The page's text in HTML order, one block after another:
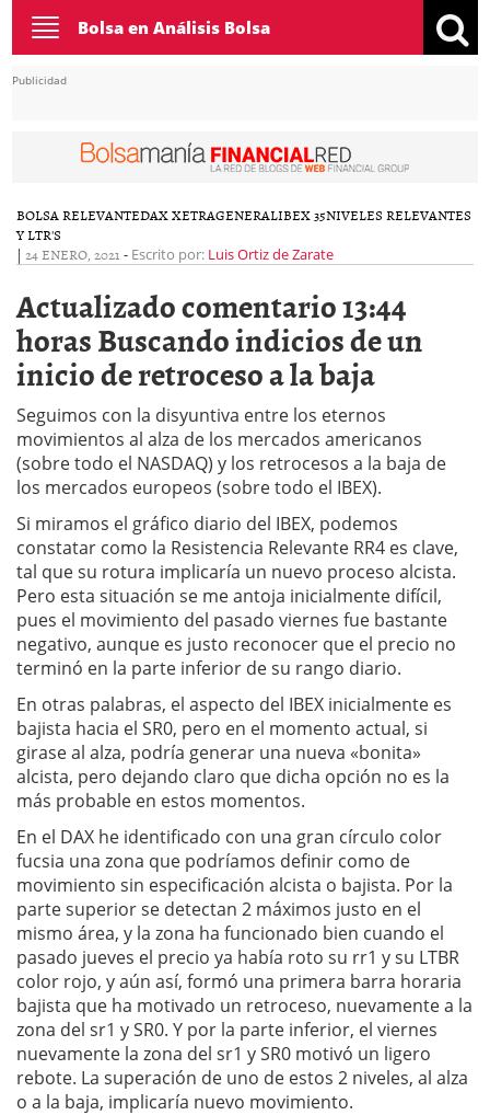
Toggle
navigation
Bolsa en Análisis Bolsa
Publicidad
BOLSA RELEVANTEDAX XETRAGENERALIBEX 35NIVELES RELEVANTES
Y LTR'S
| 24 ENERO, 2021 - Escrito por: Luis Ortiz de Zarate
Actualizado comentario 13:44
horas Buscando indicios de un
inicio de retroceso a la baja
Seguimos con la disyuntiva entre los eternos
movimientos al alza de los mercados americanos
(sobre todo el NASDAQ) y los retrocesos a la baja de
los mercados europeos (sobre todo el IBEX).
Si miramos el gráfico diario del IBEX, podemos
constatar como la Resistencia Relevante RR4 es clave,
tal que su rotura implicaría un nuevo proceso alcista.
Pero esta situación se me antoja inicialmente difícil,
pues el movimiento del pasado viernes fue bastante
negativo, aunque es justo reconocer que el precio no
terminó en la parte inferior de su rango diario.
En otras palabras, el aspecto del IBEX inicialmente es
bajista hacia el SR0, pero en el momento actual, si
girase al alza, podría generar una nueva «bonita»
alcista, pero dejando claro que dicha opción no es la
más probable en estos momentos.
En el DAX he identificado con una gran círculo color
fucsia una zona que podríamos definir como de
movimiento sin especificación alcista o bajista. Por la
parte superior se detectan 2 máximos justo en el
mismo área, y la zona ha funcionado bien cuando el
pasado jueves el precio ya había roto su rr1 y su LTBR
color rojo, y aún así, formó una primera barra horaria
bajista que ha motivado un retroceso, nuevamente a la
zona del sr1 y SR0. Y por la parte inferior, el viernes
nuevamente la zona del sr1 y SR0 motivó un ligero
rebote. La superación de uno de estos 2 niveles, al alza
o a la baja, implicaría nuevo movimiento.